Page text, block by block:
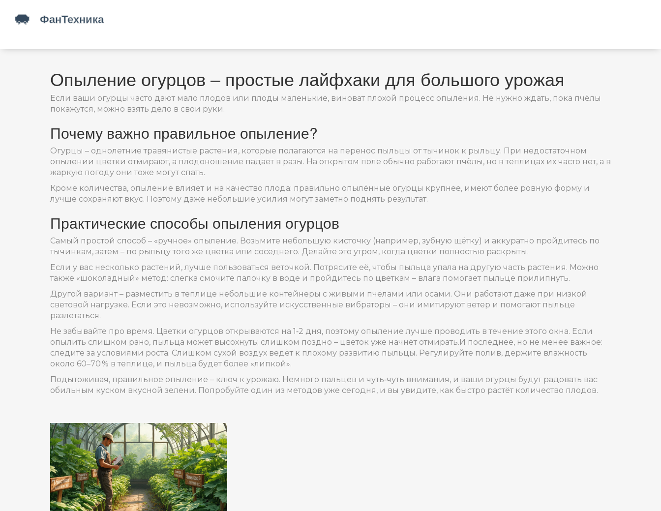
Опыление огурцов – простые лайфхаки для большого урожая
Если ваши огурцы часто дают мало плодов или плоды маленькие, виноват плохой процесс опыления. Не нужно ждать, пока пчёлы
покажутся, можно взять дело в свои руки.
Почему важно правильное опыление?
Огурцы – однолетние травянистые растения, которые полагаются на перенос пыльцы от тычинок к рыльцу. При недостаточном
опылении цветки отмирают, а плодоношение падает в разы. На открытом поле обычно работают пчёлы, но в теплицах их часто нет, а в
жаркую погоду они тоже могут спать.
Кроме количества, опыление влияет и на качество плода: правильно опылённые огурцы крупнее, имеют более ровную форму и
лучше сохраняют вкус. Поэтому даже небольшие усилия могут заметно поднять результат.
Практические способы опыления огурцов
Самый простой способ – «ручное» опыление. Возьмите небольшую кисточку (например, зубную щётку) и аккуратно пройдитесь по
тычинкам, затем – по рыльцу того же цветка или соседнего. Делайте это утром, когда цветки полностью раскрыты.
Если у вас несколько растений, лучше пользоваться веточкой. Потрясите её, чтобы пыльца упала на другую часть растения. Можно
также «шоколадный» метод: слегка смочите палочку в воде и пройдитесь по цветкам – влага помогает пыльце прилипнуть.
Другой вариант – разместить в теплице небольшие контейнеры с живыми пчёлами или осами. Они работают даже при низкой
световой нагрузке. Если это невозможно, используйте искусственные вибраторы – они имитируют ветер и помогают пыльце
разлетаться.
Не забывайте про время. Цветки огурцов открываются на 1‑2 дня, поэтому опыление лучше проводить в течение этого окна. Если
опылить слишком рано, пыльца может высохнуть; слишком поздно – цветок уже начнёт отмирать.И последнее, но не менее важное:
следите за условиями роста. Слишком сухой воздух ведёт к плохому развитию пыльцы. Регулируйте полив, держите влажность
около 60–70 % в теплице, и пыльца будет более «липкой».
Подытоживая, правильное опыление – ключ к урожаю. Немного пальцев и чуть‑чуть внимания, и ваши огурцы будут радовать вас
обильным куском вкусной зелени. Попробуйте один из методов уже сегодня, и вы увидите, как быстро растёт количество плодов.